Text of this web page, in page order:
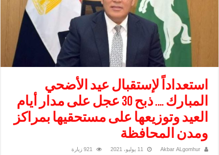
استعداداً لإستقبال عيد الأضحي
المبارك …. ذبح 30 عجل على مدار أيام
العيد وتوزيعها على مستحقيها بمراكز
ومدن المحافظة
Akbar ALgomhur 11 يوليو، 2021 921 زيارة